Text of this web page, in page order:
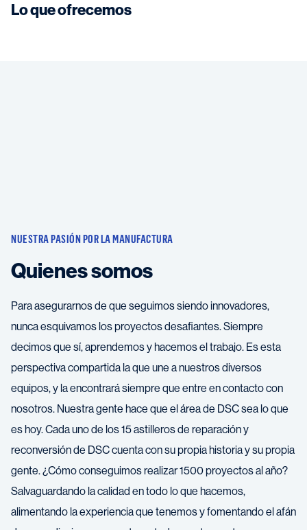
Lo que ofrecemos
NUESTRA PASIÓN POR LA MANUFACTURA
Quienes somos
Para asegurarnos de que seguimos siendo innovadores,
nunca esquivamos los proyectos desafiantes. Siempre
decimos que sí, aprendemos y hacemos el trabajo. Es esta
perspectiva compartida la que une a nuestros diversos
equipos, y la encontrará siempre que entre en contacto con
nosotros. Nuestra gente hace que el área de DSC sea lo que
es hoy. Cada uno de los 15 astilleros de reparación y
reconversión de DSC cuenta con su propia historia y su propia
gente. ¿Cómo conseguimos realizar 1500 proyectos al año?
Salvaguardando la calidad en todo lo que hacemos,
alimentando la experiencia que tenemos y fomentando el afán